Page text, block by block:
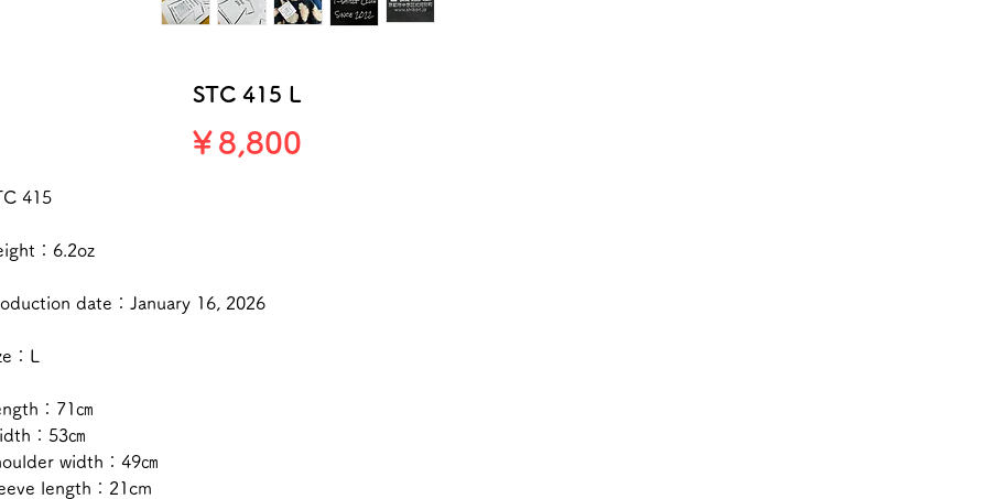
STC 415 L
￥8,800価
415
：6.2oz
date：January 16, 2026
：L
：71㎝
：53㎝
width：49㎝
length：21cm